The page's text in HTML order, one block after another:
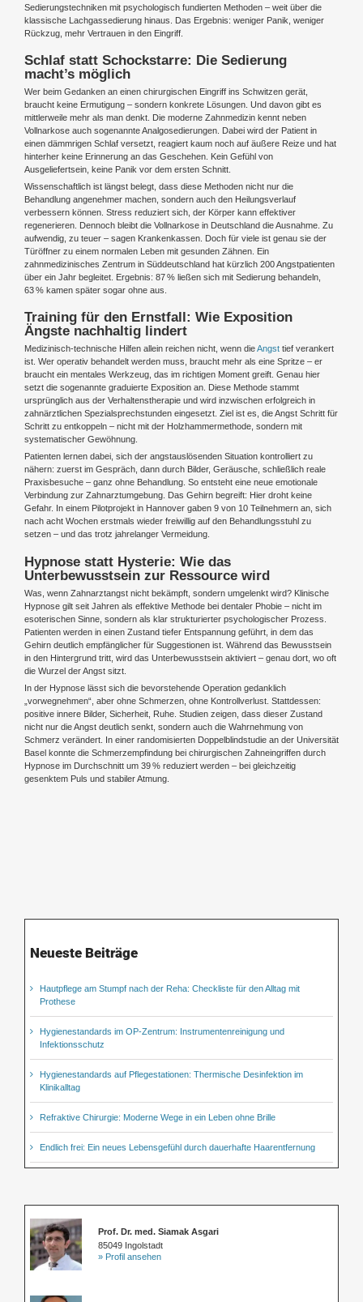
Sedierungstechniken mit psychologisch fundierten Methoden – weit über die
klassische Lachgassedierung hinaus. Das Ergebnis: weniger Panik, weniger
Rückzug, mehr Vertrauen in den Eingriff.
Schlaf statt Schockstarre: Die Sedierung
macht’s möglich
Wer beim Gedanken an einen chirurgischen Eingriff ins Schwitzen gerät,
braucht keine Ermutigung – sondern konkrete Lösungen. Und davon gibt es
mittlerweile mehr als man denkt. Die moderne Zahnmedizin kennt neben
Vollnarkose auch sogenannte Analgosedierungen. Dabei wird der Patient in
einen dämmrigen Schlaf versetzt, reagiert kaum noch auf äußere Reize und hat
hinterher keine Erinnerung an das Geschehen. Kein Gefühl von
Ausgeliefertsein, keine Panik vor dem ersten Schnitt.
Wissenschaftlich ist längst belegt, dass diese Methoden nicht nur die
Behandlung angenehmer machen, sondern auch den Heilungsverlauf
verbessern können. Stress reduziert sich, der Körper kann effektiver
regenerieren. Dennoch bleibt die Vollnarkose in Deutschland die Ausnahme. Zu
aufwendig, zu teuer – sagen Krankenkassen. Doch für viele ist genau sie der
Türöffner zu einem normalen Leben mit gesunden Zähnen. Ein
zahnmedizinisches Zentrum in Süddeutschland hat kürzlich 200 Angstpatienten
über ein Jahr begleitet. Ergebnis: 87 % ließen sich mit Sedierung behandeln,
63 % kamen später sogar ohne aus.
Training für den Ernstfall: Wie Exposition
Ängste nachhaltig lindert
Medizinisch-technische Hilfen allein reichen nicht, wenn dieAngst tief verankert
ist. Wer operativ behandelt werden muss, braucht mehr als eine Spritze – er
braucht ein mentales Werkzeug, das im richtigen Moment greift. Genau hier
setzt die sogenannte graduierte Exposition an. Diese Methode stammt
ursprünglich aus der Verhaltenstherapie und wird inzwischen erfolgreich in
zahnärztlichen Spezialsprechstunden eingesetzt. Ziel ist es, die Angst Schritt für
Schritt zu entkoppeln – nicht mit der Holzhammermethode, sondern mit
systematischer Gewöhnung.
Patienten lernen dabei, sich der angstauslösenden Situation kontrolliert zu
nähern: zuerst im Gespräch, dann durch Bilder, Geräusche, schließlich reale
Praxisbesuche – ganz ohne Behandlung. So entsteht eine neue emotionale
Verbindung zur Zahnarztumgebung. Das Gehirn begreift: Hier droht keine
Gefahr. In einem Pilotprojekt in Hannover gaben 9 von 10 Teilnehmern an, sich
nach acht Wochen erstmals wieder freiwillig auf den Behandlungsstuhl zu
setzen – und das trotz jahrelanger Vermeidung.
Hypnose statt Hysterie: Wie das
Unterbewusstsein zur Ressource wird
Was, wenn Zahnarztangst nicht bekämpft, sondern umgelenkt wird? Klinische
Hypnose gilt seit Jahren als effektive Methode bei dentaler Phobie – nicht im
esoterischen Sinne, sondern als klar strukturierter psychologischer Prozess.
Patienten werden in einen Zustand tiefer Entspannung geführt, in dem das
Gehirn deutlich empfänglicher für Suggestionen ist. Während das Bewusstsein
in den Hintergrund tritt, wird das Unterbewusstsein aktiviert – genau dort, wo oft
die Wurzel der Angst sitzt.
In der Hypnose lässt sich die bevorstehende Operation gedanklich
„vorwegnehmen“, aber ohne Schmerzen, ohne Kontrollverlust. Stattdessen:
positive innere Bilder, Sicherheit, Ruhe. Studien zeigen, dass dieser Zustand
nicht nur die Angst deutlich senkt, sondern auch die Wahrnehmung von
Schmerz verändert. In einer randomisierten Doppelblindstudie an der Universität
Basel konnte die Schmerzempfindung bei chirurgischen Zahneingriffen durch
Hypnose im Durchschnitt um 39 % reduziert werden – bei gleichzeitig
gesenktem Puls und stabiler Atmung.
Neueste Beiträge
Hautpflege am Stumpf nach der Reha: Checkliste für den Alltag mit
Prothese
Hygienestandards im OP-Zentrum: Instrumentenreinigung und
Infektionsschutz
Hygienestandards auf Pflegestationen: Thermische Desinfektion im
Klinikalltag
Refraktive Chirurgie: Moderne Wege in ein Leben ohne Brille
Endlich frei: Ein neues Lebensgefühl durch dauerhafte Haarentfernung
Prof. Dr. med. Siamak Asgari
85049 Ingolstadt
» Profil ansehen